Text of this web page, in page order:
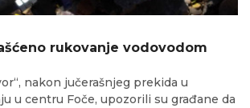
rukovanje vodovodom
nakon jučerašnjeg prekida u
u centru Foče, upozorili su građane da